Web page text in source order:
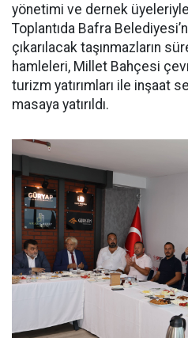
yönetimi ve dernek
Toplantıda Bafra
çıkarılacak taşınmazların
hamleleri, Millet Bahçesi
turizm yatırımları ile inşaat
masaya yatırıldı.